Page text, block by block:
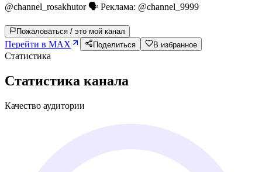
@channel_rosakhutor 🗣 Реклама: @channel_9999
Пожаловаться / это мой канал
Перейти в MAX Поделиться В избранное
Статистика
Статистика канала
Качество аудитории